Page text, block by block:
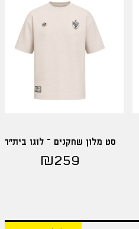
סט מלון שחקנים – לוגו בית"ר
₪259